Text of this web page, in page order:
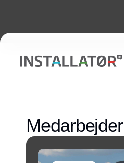
Medarbejder